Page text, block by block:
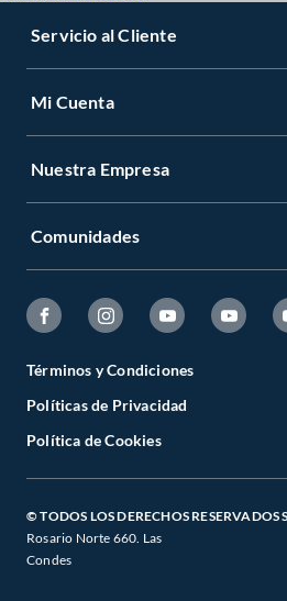
Servicio al Cliente
Mi Cuenta
Nuestra Empresa
Comunidades
Términos y Condiciones
Políticas de Privacidad
Política de Cookies
© TODOS LOS DERECHOS RESERVADOS
Rosario Norte 660. Las
Condes